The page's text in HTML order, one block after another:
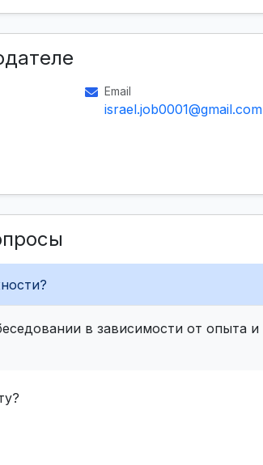
Email
israel.job0001@gmail.com
в зависимости от опыта и